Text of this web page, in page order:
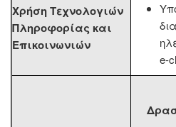
Χρήση Τεχνολογιών
Πληροφορίας και
Επικοινωνιών
e-